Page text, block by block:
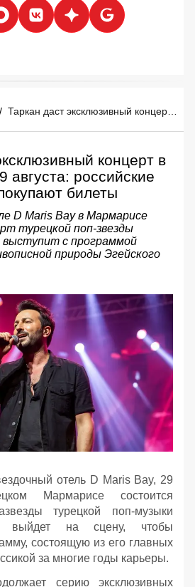
/ Таркан даст эксклюзивный концерт в Мармарисе 29 августа: российские туристы уже покупают билеты
концерт в
российские
билеты
D Maris Bay в Мармарисе
турецкой поп-звезды
с программой
природы Эгейского
отель D Maris Bay, 29
Мармарисе состоится
турецкой поп-музыки
выйдет на сцену, чтобы
состоящую из его главных
за многие годы карьеры.
серию эксклюзивных